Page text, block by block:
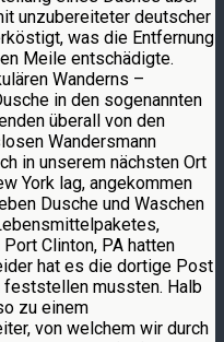
unzubereiteter deutscher
was die Entfernung
Meile entschädigte.
Wanderns –
in den sogenannten
überall von den
Wandersmann
in unserem nächsten Ort
York lag, angekommen
Dusche und Waschen
Clinton, PA hatten
hat es die dortige Post
mussten. Halb
zu einem
von welchem wir durch